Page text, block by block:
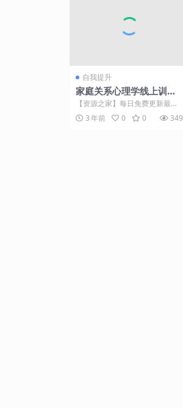
自我提升
家庭关系心理学线上训练
营课程
【资源之家】每日免费更新最热
门的副业项目资源 课程介绍 家庭
关系心理学线上训练营...
3 年前 0 0 349